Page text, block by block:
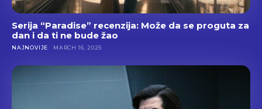
Serija “Paradise” recenzija: Može da se proguta za
dan i da ti ne bude žao
NAJNOVIJE MARCH 16, 2025